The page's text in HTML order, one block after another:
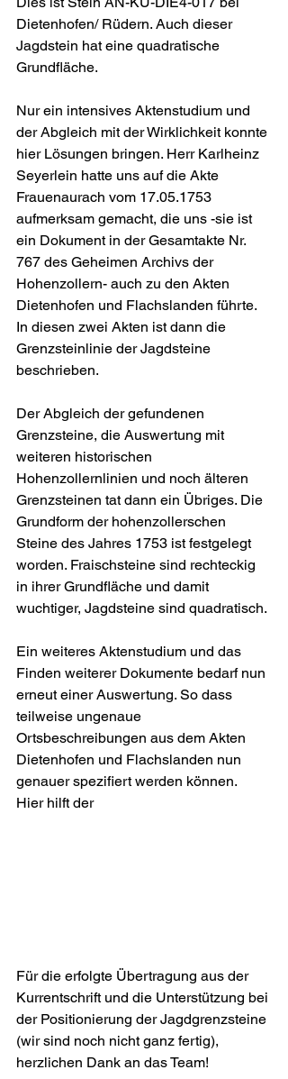
Dietenhofen/ Rüdern. Auch dieser
Jagdstein hat eine quadratische
Grundfläche.
Nur ein intensives Aktenstudium und
der Abgleich mit der Wirklichkeit konnte
hier Lösungen bringen. Herr Karlheinz
Seyerlein hatte uns auf die Akte
Frauenaurach vom 17.05.1753
aufmerksam gemacht, die uns -sie ist
ein Dokument in der Gesamtakte Nr.
767 des Geheimen Archivs der
Hohenzollern- auch zu den Akten
Dietenhofen und Flachslanden führte.
In diesen zwei Akten ist dann die
Grenzsteinlinie der Jagdsteine
beschrieben.
Der Abgleich der gefundenen
Grenzsteine, die Auswertung mit
weiteren historischen
Hohenzollernlinien und noch älteren
Grenzsteinen tat dann ein Übriges. Die
Grundform der hohenzollerschen
Steine des Jahres 1753 ist festgelegt
worden. Fraischsteine sind rechteckig
in ihrer Grundfläche und damit
wuchtiger, Jagdsteine sind quadratisch.
Ein weiteres Aktenstudium und das
Finden weiterer Dokumente bedarf nun
erneut einer Auswertung. So dass
teilweise ungenaue
Ortsbeschreibungen aus dem Akten
Dietenhofen und Flachslanden nun
genauer spezifiert werden können.
Hier hilft der
Für die erfolgte Übertragung aus der
Kurrentschrift und die Unterstützung bei
der Positionierung der Jagdgrenzsteine
(wir sind noch nicht ganz fertig),
herzlichen Dank an das Team!